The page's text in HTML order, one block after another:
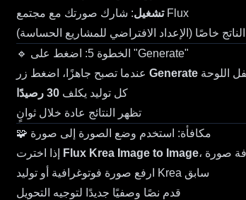
تشغيل: شارك صورتك مع مجتمع Flux
خاصًا (الإعداد الافتراضي للمشاريع الحساسة)
🔹 الخطوة 5: اضغط على "Generate"
Generate
كل توليد يكلف 30 رصيدًا
تظهر النتائج عادة خلال ثوانٍ
🧩 مكافأة: استخدم وضع الصورة إلى صورة
Flux Krea Image to Image
ارفع صورة فوتوغرافية أو توليد Krea سابق
قدم نصًا وصفيًا جديدًا لتوجيه التحويل